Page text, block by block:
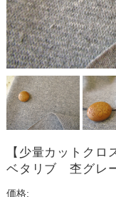
【少量カットク
ベタリブ 杢グレ
価格: